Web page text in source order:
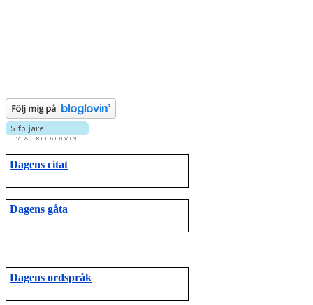
Dagens citat
Dagens gåta
Dagens ordspråk